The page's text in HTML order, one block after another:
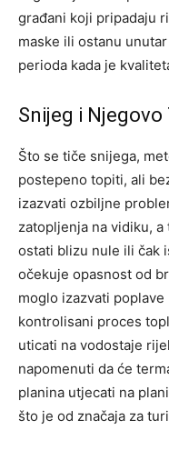
građani koji pripadaju
maske ili ostanu
perioda kada je
Snijeg i Njegovo
Što se tiče snijega,
postepeno topiti, ali
izazvati ozbiljne
zatopljenja na vidiku,
ostati blizu nule ili čak
očekuje opasnost od
moglo izazvati
kontrolisani proces
uticati na vodostaje
napomenuti da će
planina utjecati na
što je od značaja za